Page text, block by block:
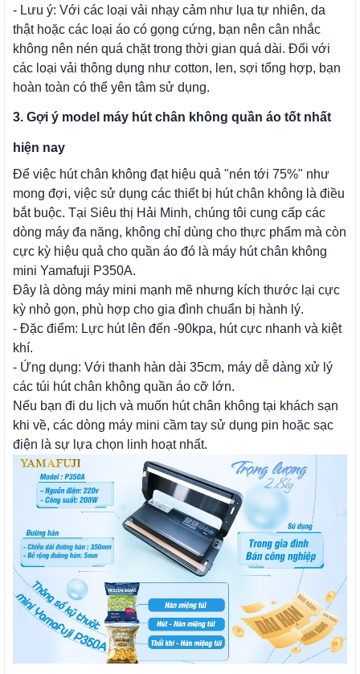
- Lưu ý: Với các loại vải nhạy cảm như lụa tự nhiên, da
thật hoặc các loại áo có gọng cứng, bạn nên cân nhắc
không nên nén quá chặt trong thời gian quá dài. Đối với
các loại vải thông dụng như cotton, len, sợi tổng hợp, bạn
hoàn toàn có thể yên tâm sử dụng.
3. Gợi ý model máy hút chân không quần áo tốt nhất
hiện nay
Để việc hút chân không đạt hiệu quả "nén tới 75%" như
mong đợi, việc sử dụng các thiết bị hút chân không là điều
bắt buộc. Tại Siêu thị Hải Minh, chúng tôi cung cấp các
dòng máy đa năng, không chỉ dùng cho thực phẩm mà còn
cực kỳ hiệu quả cho quần áo đó là máy hút chân không
mini Yamafuji P350A.
Đây là dòng máy mini mạnh mẽ nhưng kích thước lại cực
kỳ nhỏ gọn, phù hợp cho gia đình chuẩn bị hành lý.
- Đặc điểm: Lực hút lên đến -90kpa, hút cực nhanh và kiệt
khí.
- Ứng dụng: Với thanh hàn dài 35cm, máy dễ dàng xử lý
các túi hút chân không quần áo cỡ lớn.
Nếu bạn đi du lịch và muốn hút chân không tại khách sạn
khi về, các dòng máy mini cầm tay sử dụng pin hoặc sạc
điện là sự lựa chọn linh hoạt nhất.